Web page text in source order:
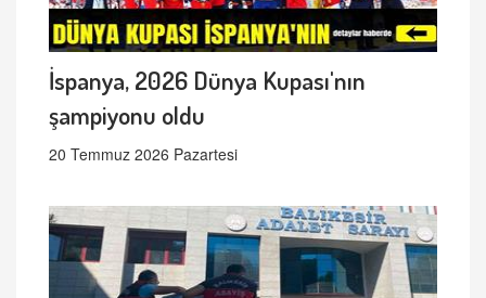
İspanya, 2026 Dünya Kupası'nın
şampiyonu oldu
20 Temmuz 2026 Pazartesi